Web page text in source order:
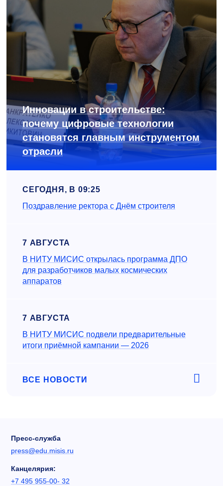
Инновации в строительстве:
почему цифровые технологии
становятся главным инструментом
отрасли
СЕГОДНЯ, В 09:25
Поздравление ректора с Днём строителя
7 АВГУСТА
В НИТУ МИСИС открылась программа ДПО
для разработчиков малых космических
аппаратов
7 АВГУСТА
В НИТУ МИСИС подвели предварительные
итоги приёмной кампании — 2026
ВСЕ НОВОСТИ
Пресс-служба
press@edu.misis.ru
Канцелярия:
+7 495 955-00- 32